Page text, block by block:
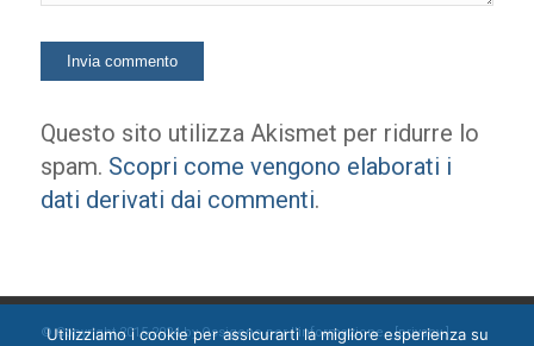
Questo sito utilizza Akismet per ridurre lo
spam. Scopri come vengono elaborati i
dati derivati dai commenti.
© Copyright 2015-2024 by Ossigeno per l'informazione [privacy]
Utilizziamo i cookie per assicurarti la migliore esperienza su